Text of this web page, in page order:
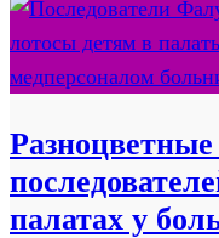
палатах у